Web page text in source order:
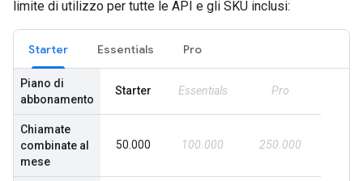
limite di utilizzo per tutte le API e gli SKU inclusi:
Starter Essentials Pro
Piano di
abbonamento
Starter Essentials Pro
Chiamate
combinate al
mese
50.000 100.000 250.000